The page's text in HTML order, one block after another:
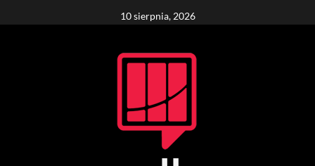
to
10 sierpnia, 2026